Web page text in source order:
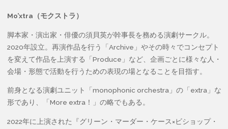
Mo’xtra（モクストラ）
脚本家・演出家・俳優の須貝英が幹事長を務める演劇サークル。
2020年設立。再演作品を行う「Archive」やその時々でコンセプト
を変えて作品を上演する「Produce」など、企画ごとに様々な人・
会場・形態で活動を行うための表現の場となることを目指す。
前身となる演劇ユニット「monophonic orchestra」の「extra」な
形であり、「More extra！」の略でもある。
2022年に上演された『グリーン・マーダー・ケース×ビショップ・